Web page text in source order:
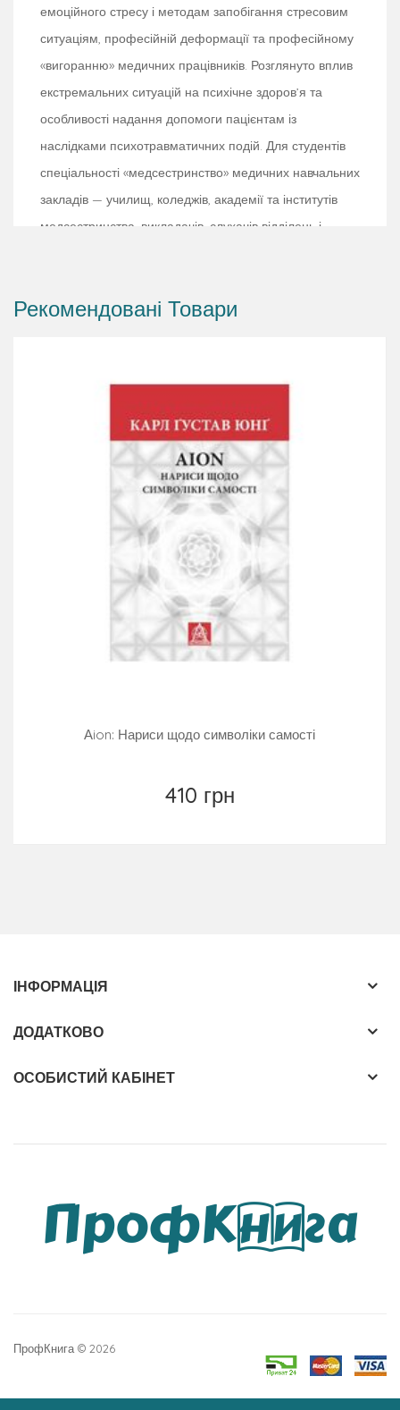
емоційного стресу і методам запобігання стресовим
ситуаціям, професійній деформації та професійному
«вигоранню» медичних працівників. Розглянуто вплив
екстремальних ситуацій на психічне здоров’я та
особливості надання допомоги пацієнтам із
наслідками психотравматичних подій. Для студентів
спеціальності «медсестринство» медичних навчальних
закладів — училищ, коледжів, академії та інститутів
медсестринства, викладачів, слухачів відділень і
Рекомендовані Товари
Аion: Нариси щодо символіки самості
410 грн
ІНФОРМАЦІЯ
ДОДАТКОВО
ОСОБИСТИЙ КАБІНЕТ
ПрофКнига © 2026